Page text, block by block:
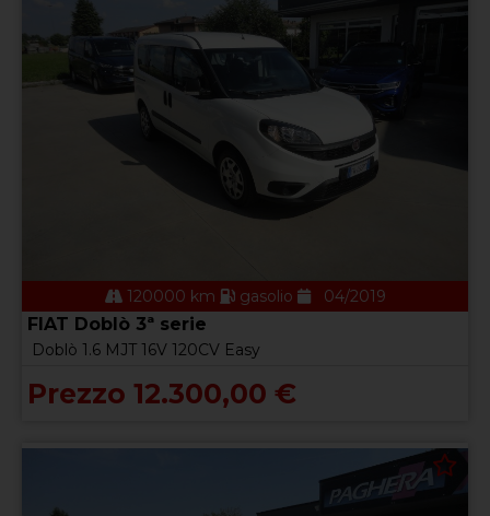
120000 km gasolio 04/2019
FIAT Doblò 3ª serie
Doblò 1.6 MJT 16V 120CV Easy
Prezzo 12.300,00 €